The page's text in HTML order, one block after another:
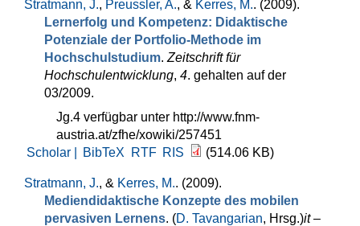
Stratmann, J., Preussler, A., & Kerres, M.. (2009).
Lernerfolg und Kompetenz: Didaktische
Potenziale der Portfolio-Methode im
Hochschulstudium. Zeitschrift für
Hochschulentwicklung, 4. gehalten auf der
03/2009.
Jg.4 verfügbar unter http://www.fnm-
austria.at/zfhe/xowiki/257451
Scholar |
BibTeX RTF RIS (514.06 KB)
Stratmann, J., & Kerres, M.. (2009).
Mediendidaktische Konzepte des mobilen
pervasiven Lernens. (D. Tavangarian, Hrsg.)it –